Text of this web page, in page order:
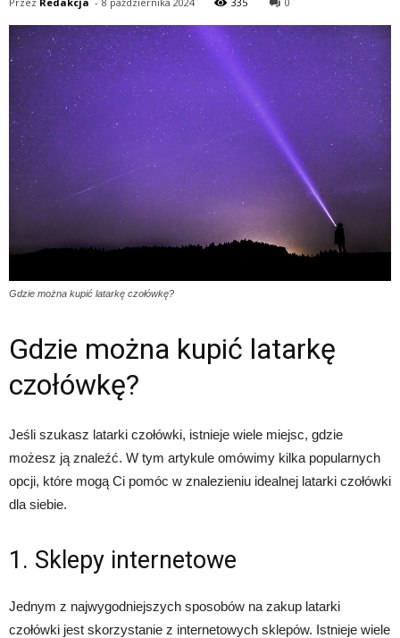
Gdzie można kupić latarkę czołówkę?
Gdzie można kupić latarkę
czołówkę?
Jeśli szukasz latarki czołówki, istnieje wiele miejsc, gdzie
możesz ją znaleźć. W tym artykule omówimy kilka popularnych
opcji, które mogą Ci pomóc w znalezieniu idealnej latarki czołówki
dla siebie.
1. Sklepy internetowe
Jednym z najwygodniejszych sposobów na zakup latarki
czołówki jest skorzystanie z internetowych sklepów. Istnieje wiele